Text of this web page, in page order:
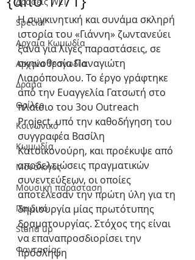
Special
Αρχαία Κωμωδία
Αρχαία Τραγωδία
Δράμα
Θρίλερ
Κοινωνικό
Κωμωδία
Μονόλογος
Μουσική παράσταση
Παιδικό
Stand up
Φαντασίας
Η συγκινητική και συνάμα σκληρή
ιστορία του «Γιάννη» ζωντανεύει
ξανά για λίγες παραστάσεις, σε
σκηνοθεσία Παναγιώτη
Λιαρόπουλου. Το έργο γράφτηκε
από την Ευαγγελία Γατσωτή στο
πλαίσιο του 3ου Outreach
Project, υπό την καθοδήγηση του
συγγραφέα Βασίλη
Κατσικονούρη, και προέκυψε από
αποδελτιώσεις πραγματικών
συνεντεύξεων, οι οποίες
αποτέλεσαν την πρώτη ύλη για τη
δημιουργία μίας πρωτότυπης
δραματουργίας. Στόχος της είναι
να επαναπροσδιορίσει την
πρόσληψη